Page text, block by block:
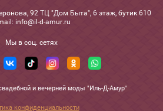
92 ТЦ "Дом Быта", 6 этаж, бутик 610
info@il-d-amur.ru
Мы в соц. сетях
и вечерней моды "Иль-Д-Амур"
конфиденциальности